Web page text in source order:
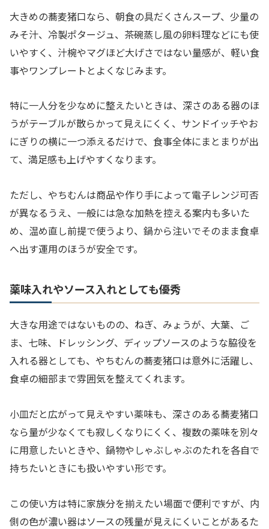
大きめの蕎麦猪口なら、朝食の具だくさんスープ、少量の
みそ汁、冷製ポタージュ、茶碗蒸し風の卵料理などにも使
いやすく、汁椀やマグほど大げさではない量感が、軽い食
事やワンプレートとよくなじみます。
特に一人分を少なめに整えたいときは、深さのある器のほ
うがテーブルが散らかって見えにくく、サンドイッチやお
にぎりの横に一つ添えるだけで、食事全体にまとまりが出
て、満足感も上げやすくなります。
ただし、やちむんは商品や作り手によって電子レンジ可否
が異なるうえ、一般には急な加熱を控える案内も多いた
め、温め直し前提で使うより、鍋から注いでそのまま食卓
へ出す運用のほうが安全です。
薬味入れやソース入れとしても優秀
大きな用途ではないものの、ねぎ、みょうが、大葉、ご
ま、七味、ドレッシング、ディップソースのような脇役を
入れる器としても、やちむんの蕎麦猪口は意外に活躍し、
食卓の細部まで雰囲気を整えてくれます。
小皿だと広がって見えやすい薬味も、深さのある蕎麦猪口
なら量が少なくても寂しくなりにくく、複数の薬味を別々
に用意したいときや、鍋物やしゃぶしゃぶのたれを各自で
持ちたいときにも扱いやすい形です。
この使い方は特に家族分を揃えたい場面で便利ですが、内
側の色が濃い器はソースの残量が見えにくいことがあるた